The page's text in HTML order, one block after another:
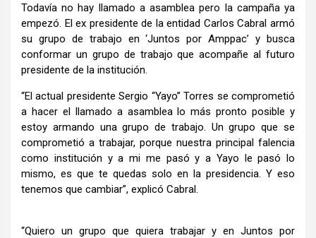
Todavía no hay llamado a asamblea pero la campaña ya
empezó. El ex presidente de la entidad Carlos Cabral armó
su grupo de trabajo en ‘Juntos por Amppac’ y busca
conformar un grupo de trabajo que acompañe al futuro
presidente de la institución.
“El actual presidente Sergio “Yayo” Torres se comprometió
a hacer el llamado a asamblea lo más pronto posible y
estoy armando una grupo de trabajo. Un grupo que se
comprometió a trabajar, porque nuestra principal falencia
como institución y a mi me pasó y a Yayo le pasó lo
mismo, es que te quedas solo en la presidencia. Y eso
tenemos que cambiar”, explicó Cabral.
“Quiero un grupo que quiera trabajar y en Juntos por